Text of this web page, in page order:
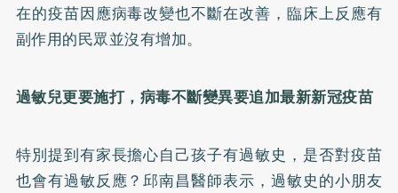
在的疫苗因應病毒改變也不斷在改善，臨床上反應有
副作用的民眾並沒有增加。
過敏兒更要施打，病毒不斷變異要追加最新新冠疫苗
特別提到有家長擔心自己孩子有過敏史，是否對疫苗
也會有過敏反應？邱南昌醫師表示，過敏史的小朋友